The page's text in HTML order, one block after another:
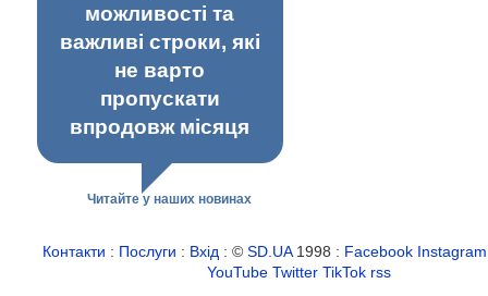
можливості та
важливі строки, які
не варто
пропускати
впродовж місяця
Читайте у наших новинах
Контакти : Послуги : Вхід : ©SD.UA1998 : Facebook Instagram
YouTube Twitter TikTok rss